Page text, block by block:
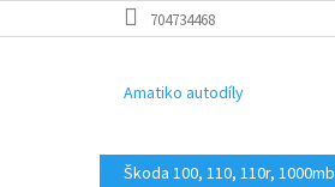
na
704734468
Amatiko autodíly
Škoda 100, 110, 110r, 1000mb